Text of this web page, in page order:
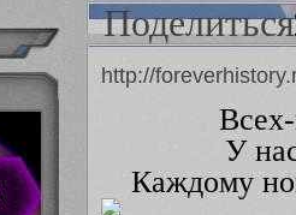
Поделиться
http://
У
Каждому